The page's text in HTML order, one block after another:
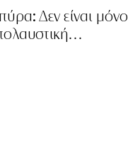
Δεν είναι μόνο